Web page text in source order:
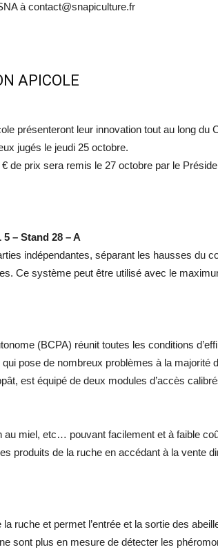
à contact@snapiculture.fr
APICOLE
présenteront leur innovation tout au long du
jugés le jeudi 25 octobre.
de prix sera remis le 27 octobre par le
– Stand 28 – A
indépendantes, séparant les hausses du
Ce système peut être utilisé avec le
(BCPA) réunit toutes les conditions
pose de nombreux problèmes à la majorité
est équipé de deux modules d’accès
miel, etc… pouvant facilement et à faible
produits de la ruche en accédant à la vente
ruche et permet l’entrée et la sortie des
sont plus en mesure de détecter les